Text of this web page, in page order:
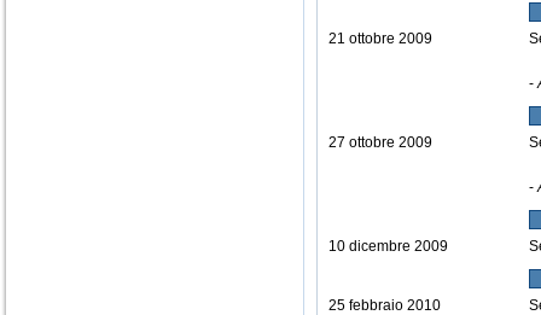
21 ottobre 2009
-
27 ottobre 2009
-
10 dicembre 2009
25 febbraio 2010